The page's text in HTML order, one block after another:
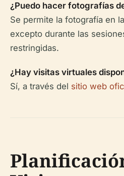
¿Puedo hacer fotografías
Se permite la fotografía en
excepto durante las
restringidas.
¿Hay visitas virtuales
Sí, a través del sitio web